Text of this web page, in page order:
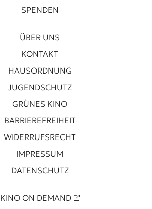
SPENDEN
ÜBER UNS
KONTAKT
HAUSORDNUNG
JUGENDSCHUTZ
GRÜNES KINO
BARRIEREFREIHEIT
WIDERRUFSRECHT
IMPRESSUM
DATENSCHUTZ
KINO ON DEMAND